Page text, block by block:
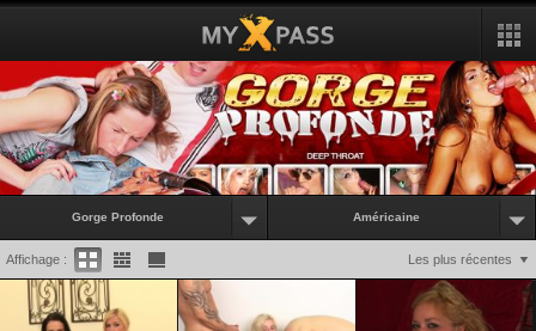
Gorge Profonde Américaine
Les plus récentes
Affichage :